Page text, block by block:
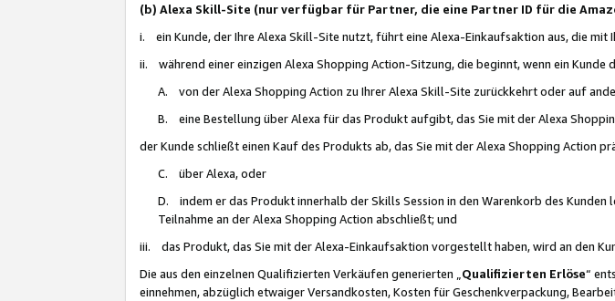
(b) Alexa Skill-Site (nur verfügbar für Partner, die eine Partner ID für die
i. ein Kunde, der Ihre Alexa Skill-Site nutzt, führt eine Alexa-Einkaufsaktion aus, die mit
ii. während einer einzigen Alexa Shopping Action-Sitzung, die beginnt, wenn ein
A. von der Alexa Shopping Action zu Ihrer Alexa Skill-Site zurückkehrt oder auf
B. eine Bestellung über Alexa für das Produkt aufgibt, das Sie mit der Alexa
der Kunde schließt einen Kauf des Produkts ab, das Sie mit der Alexa Shopping Action
C. über Alexa, oder
D. indem er das Produkt innerhalb der Skills Session in den Warenkorb des
Teilnahme an der Alexa Shopping Action abschließt; und
iii. das Produkt, das Sie mit der Alexa-Einkaufsaktion vorgestellt haben, wird an den
Die aus den einzelnen Qualifizierten Verkäufen generierten „ Qualifizierten Erlöse“
einnehmen, abzüglich etwaiger Versandkosten, Kosten für Geschenkverpackung,